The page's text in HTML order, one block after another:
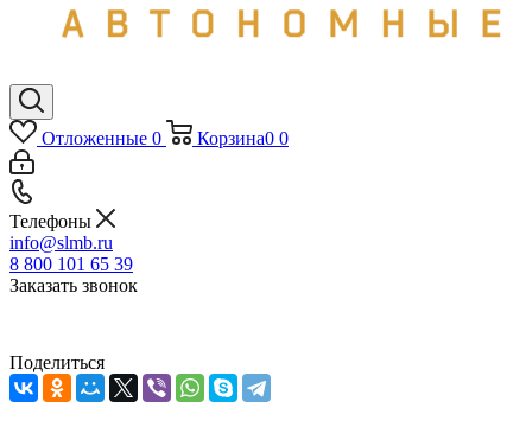
Отложенные 0 Корзина0 0
Телефоны
info@slmb.ru
8 800 101 65 39
Заказать звонок
Поделиться